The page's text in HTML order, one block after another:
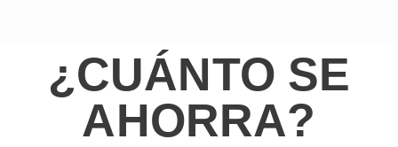
¿CUÁNTO SE
AHORRA?